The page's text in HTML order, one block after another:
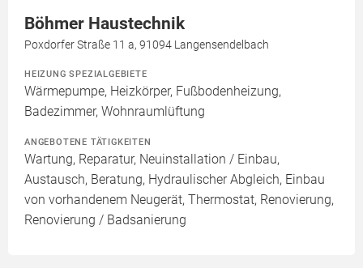
Böhmer Haustechnik
Poxdorfer Straße 11 a, 91094 Langensendelbach
HEIZUNG SPEZIALGEBIETE
Wärmepumpe, Heizkörper, Fußbodenheizung,
Badezimmer, Wohnraumlüftung
ANGEBOTENE TÄTIGKEITEN
Wartung, Reparatur, Neuinstallation / Einbau,
Austausch, Beratung, Hydraulischer Abgleich, Einbau
von vorhandenem Neugerät, Thermostat, Renovierung,
Renovierung / Badsanierung